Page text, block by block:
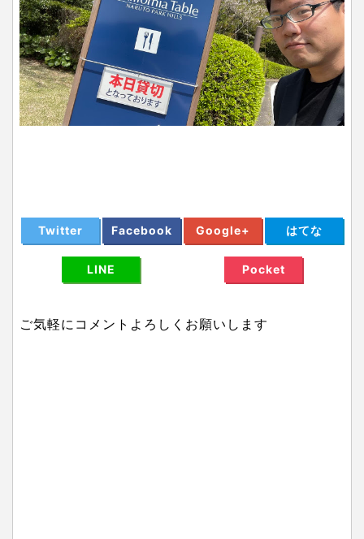
Twitter Facebook Google+ はてな
LINE Pocket
ご気軽にコメントよろしくお願いします